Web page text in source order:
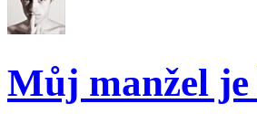
Můj manžel je